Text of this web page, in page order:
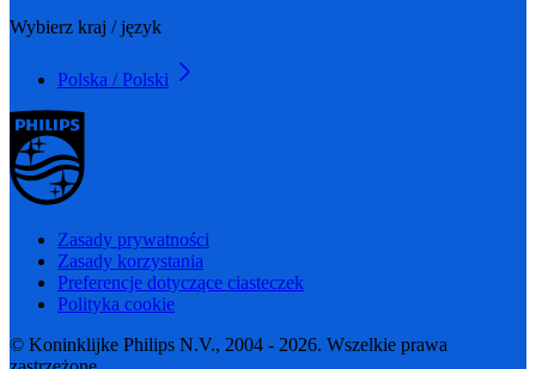
Wybierz kraj / język
Polska / Polski
Zasady prywatności
Zasady korzystania
Preferencje dotyczące ciasteczek
Polityka cookie
© Koninklijke Philips N.V., 2004 - 2026. Wszelkie prawa